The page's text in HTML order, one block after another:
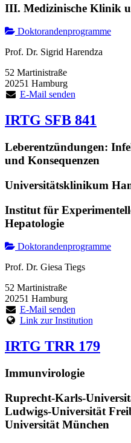
III. Medizinische Klinik
Doktorandenprogramme
Prof. Dr. Sigrid Harendza
52 Martinistraße
20251 Hamburg
E-Mail senden
IRTG SFB 841
Leberentzündungen:
und Konsequenzen
Universitätsklinikum
Institut für
Hepatologie
Doktorandenprogramme
Prof. Dr. Giesa Tiegs
52 Martinistraße
20251 Hamburg
E-Mail senden
Link zur Institution
IRTG TRR 179
Immunvirologie
Ruprecht-Karls-
Ludwigs-Universität
Universität München